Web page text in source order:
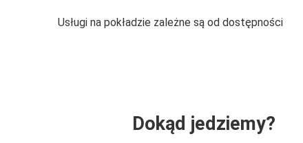
Usługi na pokładzie zależne są od dostępności
Dokąd jedziemy?